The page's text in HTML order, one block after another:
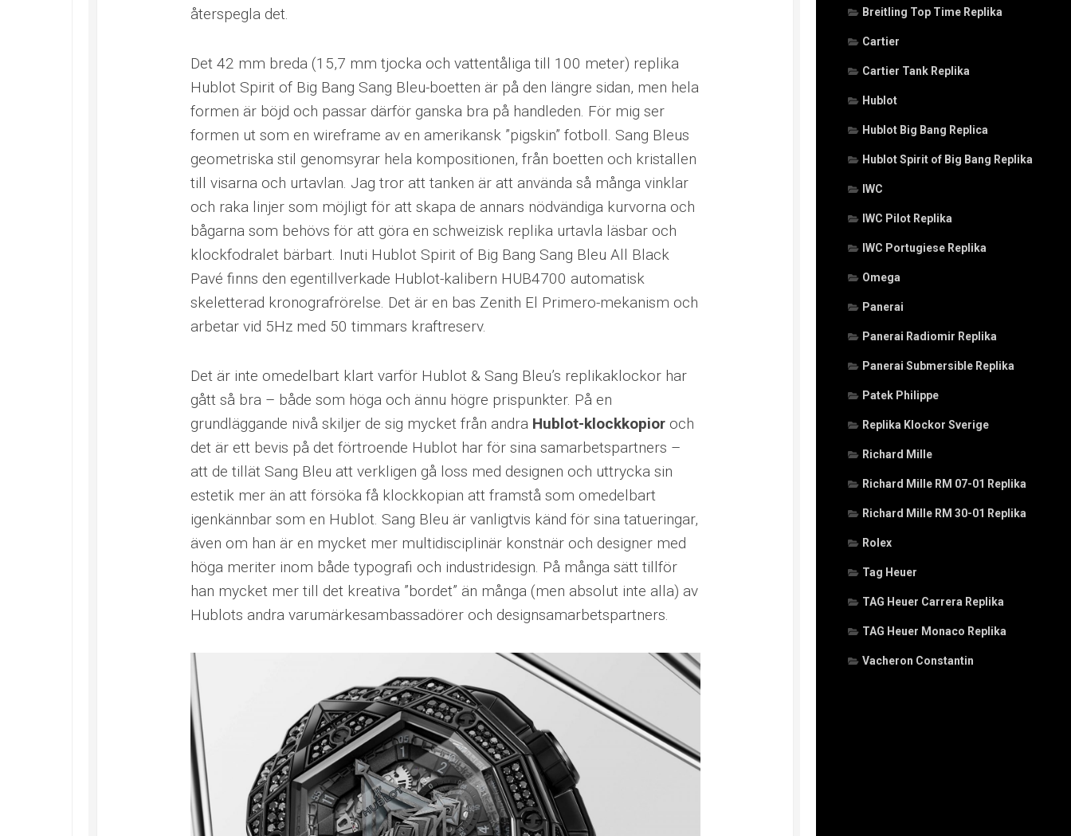
Breitling Top Time Replika
Cartier
Cartier Tank Replika
Hublot
Hublot Big Bang Replica
Hublot Spirit of Big Bang Replika
IWC
IWC Pilot Replika
IWC Portugiese Replika
Omega
Panerai
Panerai Radiomir Replika
Panerai Submersible Replika
Patek Philippe
Replika Klockor Sverige
Richard Mille
Richard Mille RM 07-01 Replika
Richard Mille RM 30-01 Replika
Rolex
Tag Heuer
TAG Heuer Carrera Replika
TAG Heuer Monaco Replika
Vacheron Constantin
återspegla det.
Det 42 mm breda (15,7 mm tjocka och vattentåliga till 100 meter) replika
Hublot Spirit of Big Bang Sang Bleu-boetten är på den längre sidan, men hela
formen är böjd och passar därför ganska bra på handleden. För mig ser
formen ut som en wireframe av en amerikansk ”pigskin” fotboll. Sang Bleus
geometriska stil genomsyrar hela kompositionen, från boetten och kristallen
till visarna och urtavlan. Jag tror att tanken är att använda så många vinklar
och raka linjer som möjligt för att skapa de annars nödvändiga kurvorna och
bågarna som behövs för att göra en schweizisk replika urtavla läsbar och
klockfodralet bärbart. Inuti Hublot Spirit of Big Bang Sang Bleu All Black
Pavé finns den egentillverkade Hublot-kalibern HUB4700 automatisk
skeletterad kronografrörelse. Det är en bas Zenith El Primero-mekanism och
arbetar vid 5Hz med 50 timmars kraftreserv.
Det är inte omedelbart klart varför Hublot & Sang Bleu’s replikaklockor har
gått så bra – både som höga och ännu högre prispunkter. På en
grundläggande nivå skiljer de sig mycket från andra Hublot-klockkopioroch
det är ett bevis på det förtroende Hublot har för sina samarbetspartners –
att de tillät Sang Bleu att verkligen gå loss med designen och uttrycka sin
estetik mer än att försöka få klockkopian att framstå som omedelbart
igenkännbar som en Hublot. Sang Bleu är vanligtvis känd för sina tatueringar,
även om han är en mycket mer multidisciplinär konstnär och designer med
höga meriter inom både typografi och industridesign. På många sätt tillför
han mycket mer till det kreativa ”bordet” än många (men absolut inte alla) av
Hublots andra varumärkesambassadörer och designsamarbetspartners.